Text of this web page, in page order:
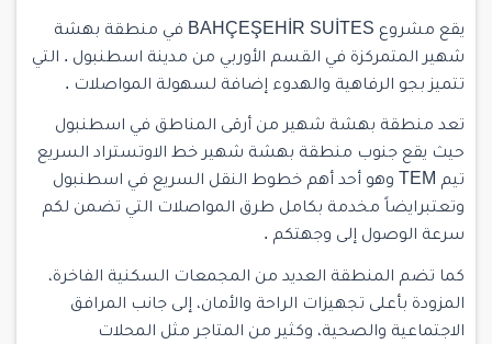
يقع مشروع BAHÇEŞEHİR SUİTES في منطقة بهشة
شهير المتمركزة في القسم الأوربي من مدينة اسطنبول . التي
تتميز بجو الرفاهية والهدوء إضافة لسهولة المواصلات .
تعد منطقة بهشة شهير من أرقى المناطق في اسطنبول
حيث يقع جنوب منطقة بهشة شهير خط الاوتستراد السريع
تيم TEM وهو أحد أهم خطوط النقل السريع في اسطنبول
وتعتبرايضاً مخدمة بكامل طرق المواصلات التي تضمن لكم
سرعة الوصول إلى وجهتكم .
كما تضم المنطقة العديد من المجمعات السكنية الفاخرة،
المزودة بأعلى تجهيزات الراحة والأمان، إلى جانب المرافق
الاجتماعية والصحية، وكثير من المتاجر مثل المحلات